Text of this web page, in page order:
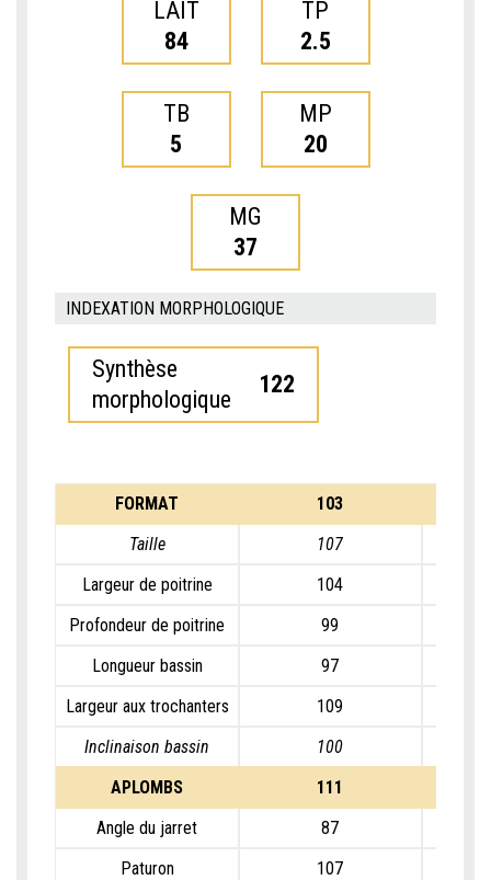
LAIT
84
TP
2.5
TB
5
MP
20
MG
37
INDEXATION MORPHOLOGIQUE
Synthèse
morphologique
122
FORMAT
103
Taille
107
Largeur de poitrine
104
Profondeur de poitrine
99
Longueur bassin
97
Largeur aux trochanters
109
Inclinaison bassin
100
APLOMBS
111
Angle du jarret
87
Paturon
107